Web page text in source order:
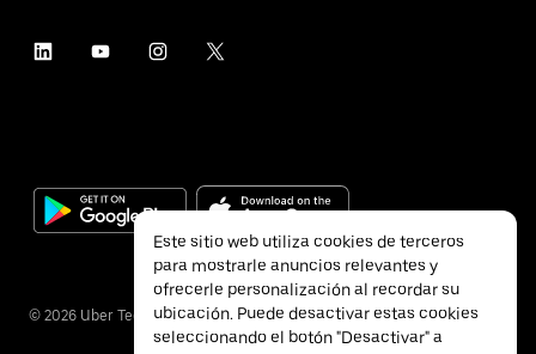
© 2026 Uber Technologies Inc.
Este sitio web utiliza cookies de terceros
para mostrarle anuncios relevantes y
ofrecerle personalización al recordar su
ubicación. Puede desactivar estas cookies
seleccionando el botón "Desactivar" a